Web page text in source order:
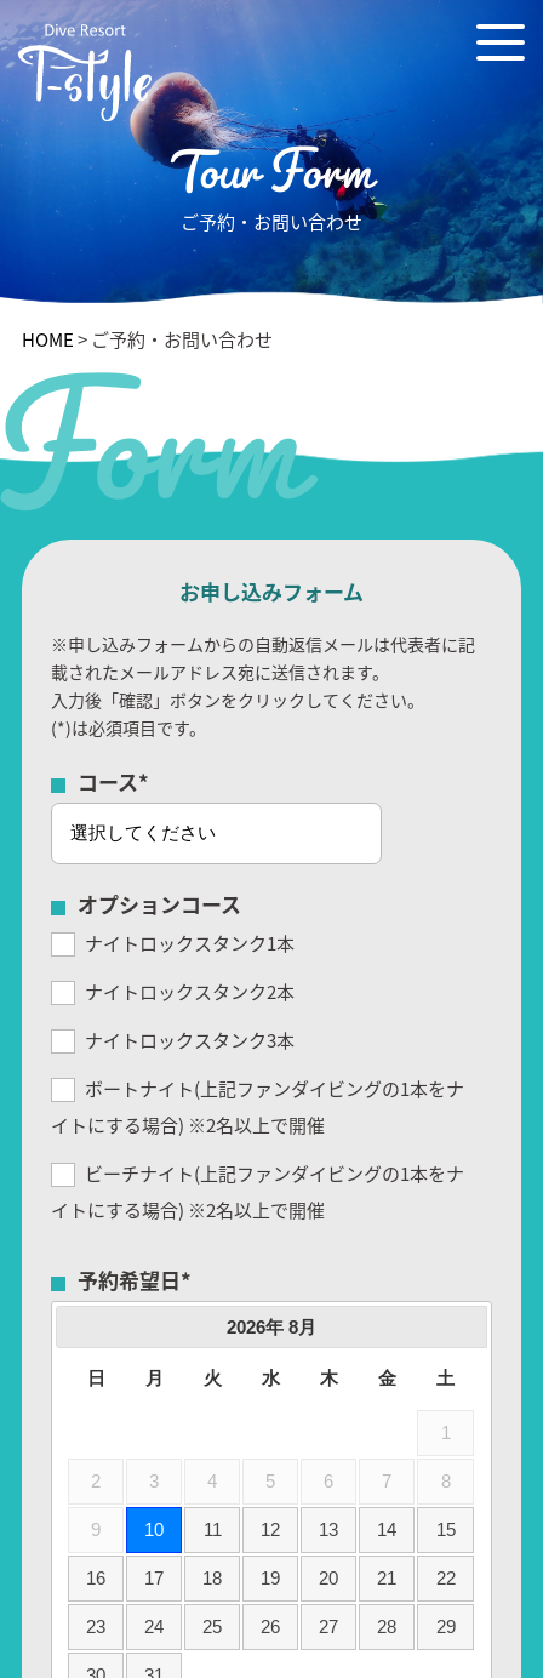
Tour Form
ご予約・お問い合わせ
HOME> ご予約・お問い合わせ
Form
お申し込みフォーム
※申し込みフォームからの自動返信メールは代表者に記
載されたメールアドレス宛に送信されます。
入力後「確認」ボタンをクリックしてください。
(*)は必須項目です。
コース*
オプションコース
ナイトロックスタンク1本
ナイトロックスタンク2本
ナイトロックスタンク3本
ボートナイト(上記ファンダイビングの1本をナ
イトにする場合) ※2名以上で開催
ビーチナイト(上記ファンダイビングの1本をナ
イトにする場合) ※2名以上で開催
予約希望日*
2026年 8月
日 月 火 水 木 金 土
1
2 3 4 5 6 7 8
9 10 11 12 13 14 15
16 17 18 19 20 21 22
23 24 25 26 27 28 29